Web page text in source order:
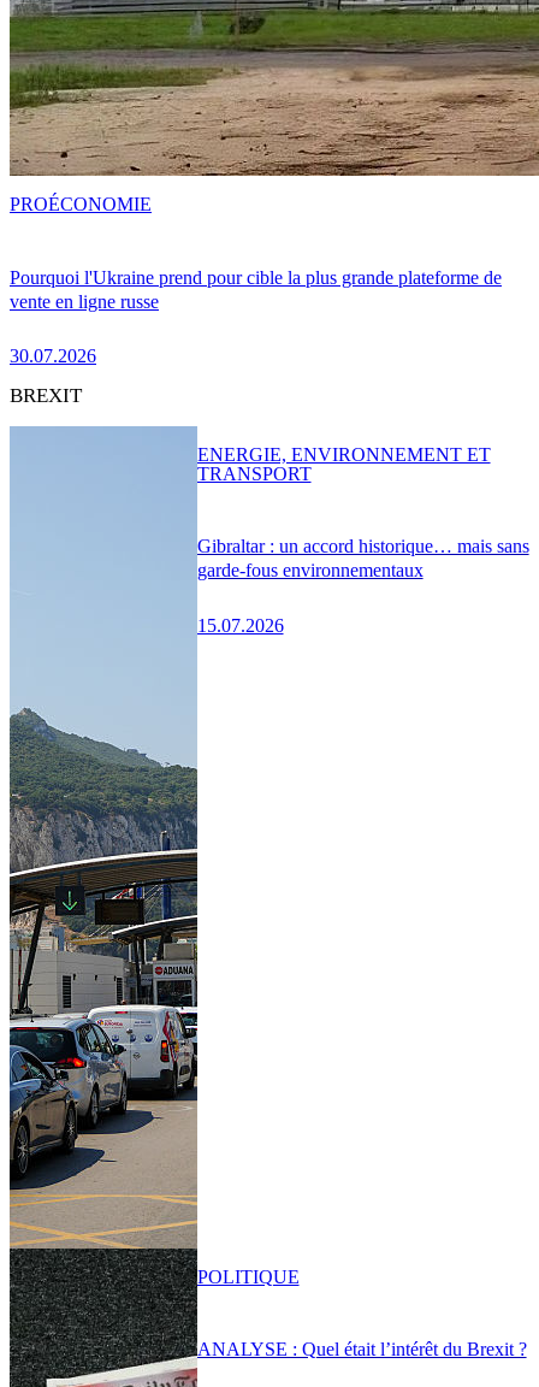
Pourquoi l'Ukraine prend pour cible la plus grande plateforme de
vente en ligne russe
30.07.2026
PROÉCONOMIE
BREXIT
Gibraltar : un accord historique… mais sans
garde-fous environnementaux
15.07.2026
ENERGIE, ENVIRONNEMENT ET
TRANSPORT
ANALYSE : Quel était l’intérêt du Brexit ?
POLITIQUE